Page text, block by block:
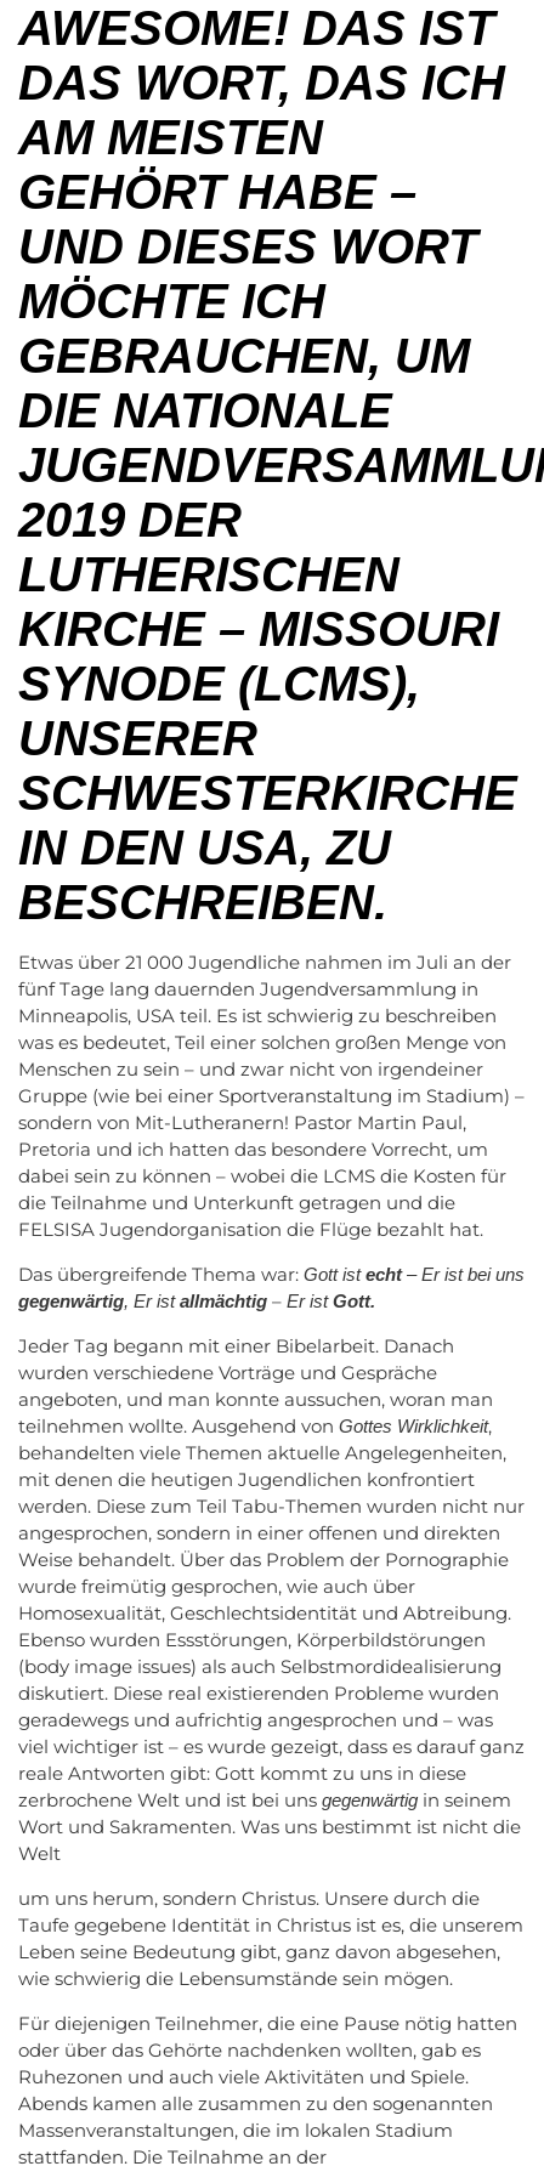
AWESOME! DAS IST
DAS WORT, DAS ICH
AM MEISTEN
GEHÖRT HABE –
UND DIESES WORT
MÖCHTE ICH
GEBRAUCHEN, UM
DIE NATIONALE
2019 DER
LUTHERISCHEN
KIRCHE – MISSOURI
SYNODE (LCMS),
UNSERER
SCHWESTERKIRCHE
IN DEN USA, ZU
BESCHREIBEN.
Etwas über 21 000 Jugendliche nahmen im Juli an der
fünf Tage lang dauernden Jugendversammlung in
Minneapolis, USA teil. Es ist schwierig zu beschreiben
was es bedeutet, Teil einer solchen großen Menge von
Menschen zu sein – und zwar nicht von irgendeiner
Gruppe (wie bei einer Sportveranstaltung im Stadium) –
sondern von Mit-Lutheranern! Pastor Martin Paul,
Pretoria und ich hatten das besondere Vorrecht, um
dabei sein zu können – wobei die LCMS die Kosten für
die Teilnahme und Unterkunft getragen und die
FELSISA Jugendorganisation die Flüge bezahlt hat.
Das übergreifende Thema war: Gott istecht– Er ist bei uns
gegenwärtig, Er istallmächtig – Er istGott.
Jeder Tag begann mit einer Bibelarbeit. Danach
wurden verschiedene Vorträge und Gespräche
angeboten, und man konnte aussuchen, woran man
teilnehmen wollte. Ausgehend von Gottes Wirklichkeit,
behandelten viele Themen aktuelle Angelegenheiten,
mit denen die heutigen Jugendlichen konfrontiert
werden. Diese zum Teil Tabu-Themen wurden nicht nur
angesprochen, sondern in einer offenen und direkten
Weise behandelt. Über das Problem der Pornographie
wurde freimütig gesprochen, wie auch über
Homosexualität, Geschlechtsidentität und Abtreibung.
Ebenso wurden Essstörungen, Körperbildstörungen
(body image issues) als auch Selbstmordidealisierung
diskutiert. Diese real existierenden Probleme wurden
geradewegs und aufrichtig angesprochen und – was
viel wichtiger ist – es wurde gezeigt, dass es darauf ganz
reale Antworten gibt: Gott kommt zu uns in diese
zerbrochene Welt und ist bei uns gegenwärtig in seinem
Wort und Sakramenten. Was uns bestimmt ist nicht die
Welt
um uns herum, sondern Christus. Unsere durch die
Taufe gegebene Identität in Christus ist es, die unserem
Leben seine Bedeutung gibt, ganz davon abgesehen,
wie schwierig die Lebensumstände sein mögen.
Für diejenigen Teilnehmer, die eine Pause nötig hatten
oder über das Gehörte nachdenken wollten, gab es
Ruhezonen und auch viele Aktivitäten und Spiele.
Abends kamen alle zusammen zu den sogenannten
Massenveranstaltungen, die im lokalen Stadium
stattfanden. Die Teilnahme an der